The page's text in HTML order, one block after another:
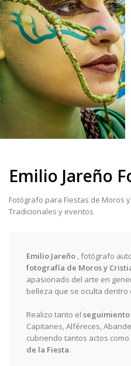
ACCEDE
Emilio Jareño
Fotógrafo para Fiestas de Moros
Tradicionales y eventos
Emilio Jareño , fotógrafo
fotografía de Moros y
apasionado del arte en
belleza que se oculta dentro
Realizo tanto el seguimiento
Capitanes, Alféreces,
cubriendo tantos actos
de la Fiesta.